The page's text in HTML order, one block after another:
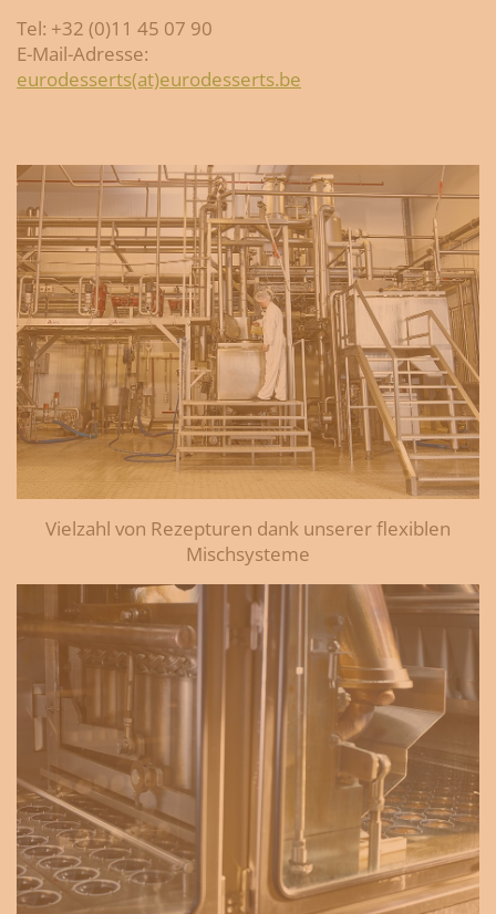
Tel: +32 (0)11 45 07 90
E-Mail-Adresse:
eurodesserts(at)eurodesserts.be
Vielzahl von Rezepturen dank unserer flexiblen
Mischsysteme